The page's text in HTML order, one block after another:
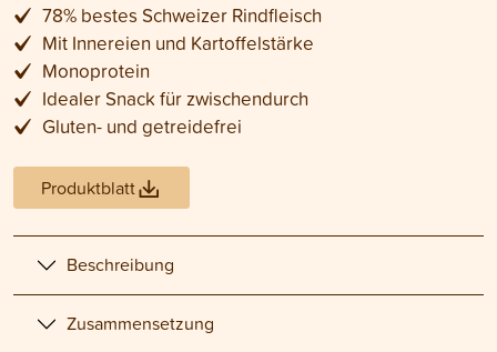
78% bestes Schweizer Rindfleisch
Mit Innereien und Kartoffelstärke
Monoprotein
Idealer Snack für zwischendurch
Gluten- und getreidefrei
Produktblatt
Beschreibung
Zusammensetzung